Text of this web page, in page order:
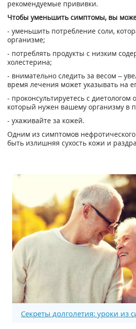
рекомендуемые прививки.
Чтобы уменьшить симптомы, вы
- уменьшить потребление соли,
организме;
- потреблять продукты с низким
холестерина;
- внимательно следить за весом –
время лечения может указывать на
- проконсультируетесь с диетологом
который нужен вашему организму в
- ухаживайте за кожей.
Одним из симптомов
быть излишняя сухость кожи и
Секреты долголетия: уроки из